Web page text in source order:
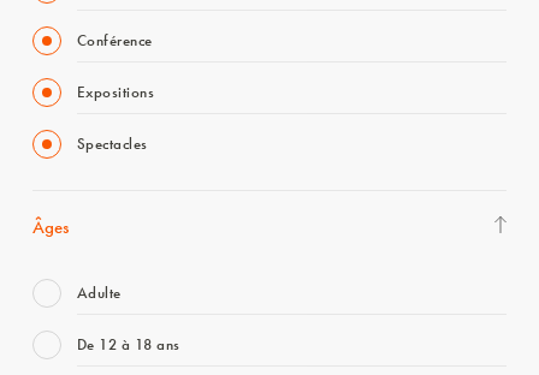
Conférence
Expositions
Spectacles
Âges
Adulte
De 12 à 18 ans